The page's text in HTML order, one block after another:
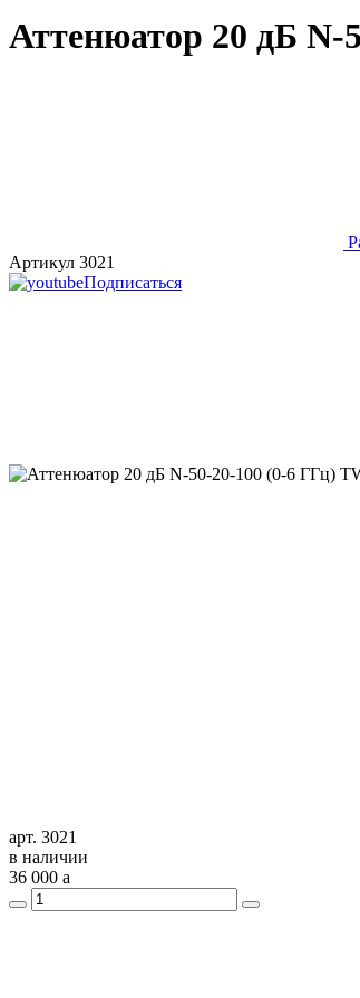
Аттенюатор 20 дБ N-
Артикул 3021
Подписаться
арт. 3021
в наличии
36 000 a